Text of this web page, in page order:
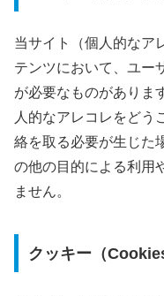
当サイト（個人的なア
テンツにおいて、ユー
が必要なものがありま
人的なアレコレをどう
絡を取る必要が生じた
の他の目的による利用
ません。
クッキー（Cookies